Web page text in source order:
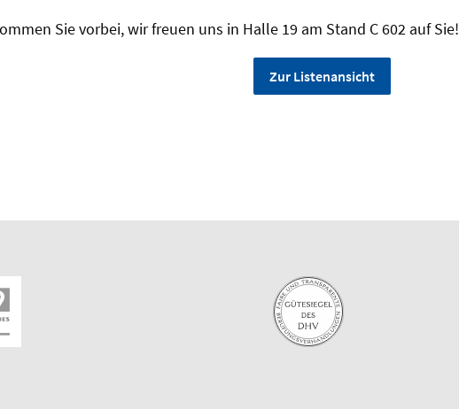
Sie vorbei, wir freuen uns in Halle 19 am Stand C 602 auf Sie!
Zur Listenansicht